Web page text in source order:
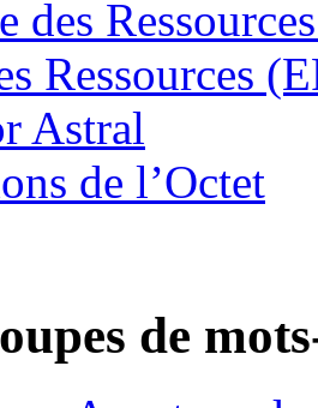
des
Ressources
Astral
de l’Octet
de